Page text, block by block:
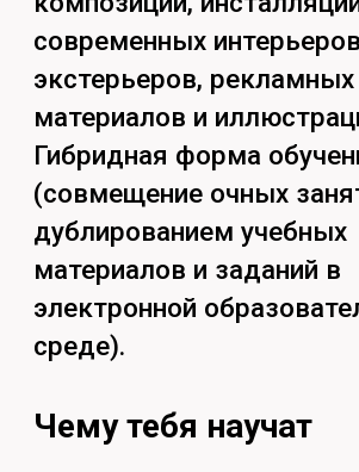
разрабатывает авторские
курсы и студии в области
художественного
образования;
Умеет организовывать и вести
работу по созданию
художественного продукта;
Владение навыками рисунка,
линейно-конструктивного
построения, пластического
моделирования, в том числе, и
с помощью современных
Владение навыками создания
макетов дизайна,